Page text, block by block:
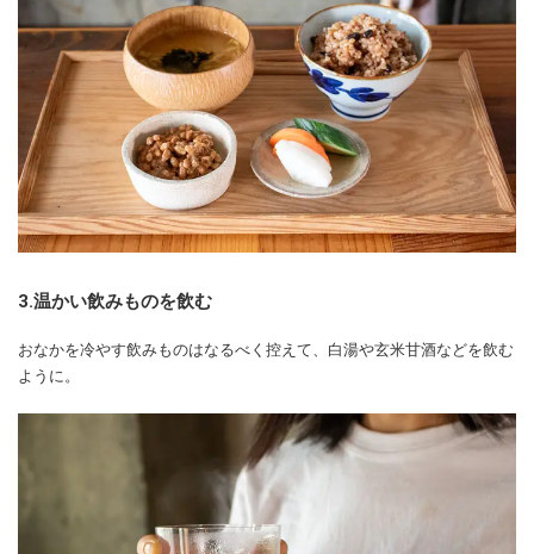
3.温かい飲みものを飲む
おなかを冷やす飲みものはなるべく控えて、白湯や玄米甘酒などを飲む
ように。